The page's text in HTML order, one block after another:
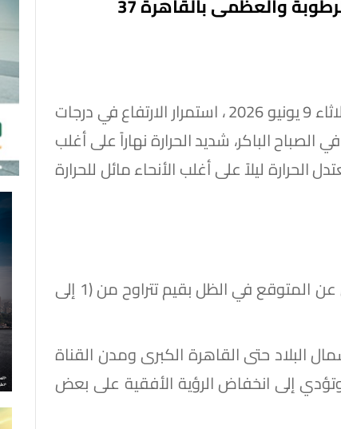
تتوقع الهيئة العامة للأرصاد الجوية، أن يشهد اليوم الثلاثاء 9 يونيو 2026 ، استمرار الارتفاع في درجات
الباكر، شديد الحرارة نهاراً على أغلب
الحرارة ليلاً على أغلب الأنحاء مائل للحرارة
​ ارتفاع نسب الرطوبة يزيد من الإحساس بحرارة الطقس عن المتوقع في الظل بقيم تتراوح من (1 إلى
مناطق من شمال البلاد حتى القاهرة الكبرى ومدن القناة
إلى انخفاض الرؤية الأفقية على بعض